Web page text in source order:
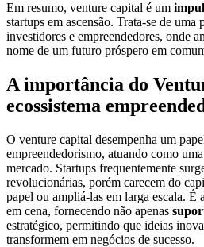
Em resumo, venture capital é um
startups em ascensão. Trata-se de uma
investidores e empreendedores, onde
nome de um futuro próspero em
A importância do
ecossistema
O venture capital desempenha um
empreendedorismo, atuando como
mercado. Startups frequentemente
revolucionárias, porém carecem do
papel ou ampliá-las em larga escala. É
em cena, fornecendo não apenas
estratégico, permitindo que ideias
transformem em negócios de sucesso.